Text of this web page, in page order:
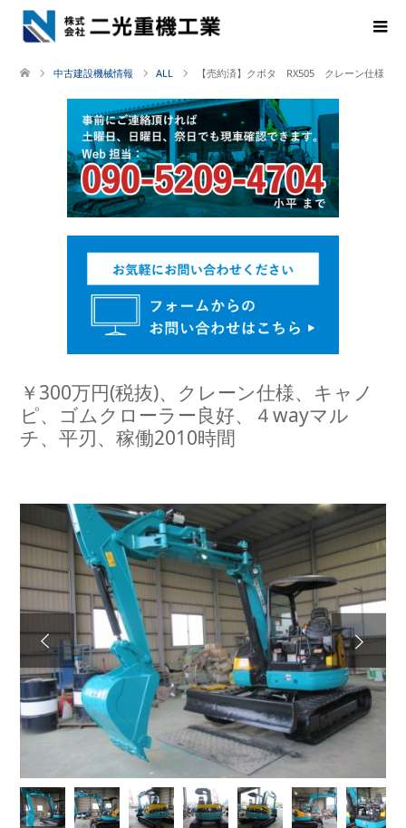
中古建設機械情報 ALL 【売約済】クボタ RX505 クレーン仕様
￥300万円(税抜)、クレーン仕様、キャノ
ピ、ゴムクローラー良好、４wayマル
チ、平刃、稼働2010時間
Next